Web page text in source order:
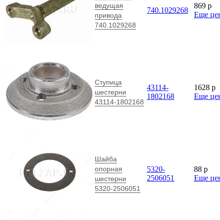
ведущая
привода
740.1029268
740.1029268
869 p
Еще
Ступица
шестерни
43114-1802168
43114-
1802168
1628 p
Еще
Шайба
опорная
шестерни
5320-2506051
5320-
2506051
88 p
Еще